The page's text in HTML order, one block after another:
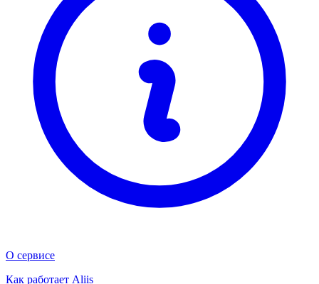
О сервисе
Как работает Aliis